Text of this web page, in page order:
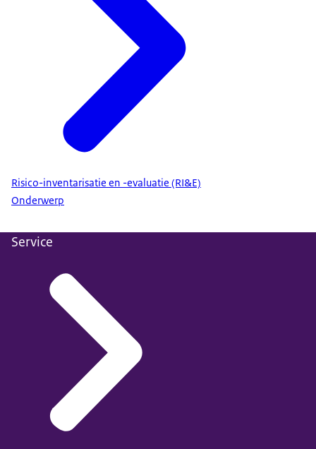
Risico-inventarisatie en -evaluatie (RI&E)
Onderwerp
Service